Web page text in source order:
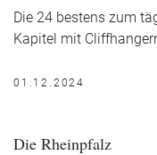
Die 24 bestens zum
Kapitel mit
01.12.2024
Die Rheinpfalz